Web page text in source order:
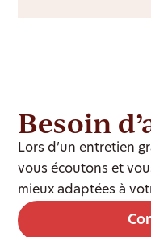
Besoin
Lors d’un entretien
vous écoutons et
mieux adaptées à